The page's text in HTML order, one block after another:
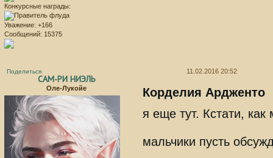
Конкурсные награды:
Уважение: +166
Сообщений: 15375
Поделиться 11.02.2016 20:52
САМ-РИ НИЭЛЬ
Оле-Лукойе
Корделия Ардженто
я еще тут. Кстати, как
мальчики пусть